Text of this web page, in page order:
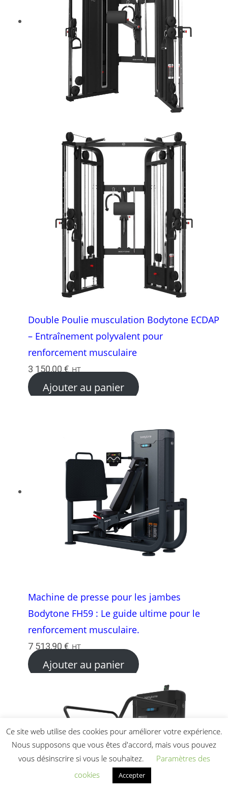
Double Poulie musculation Bodytone ECDAP
– Entraînement polyvalent pour
renforcement musculaire
3 150,00 € HT
Ajouter au panier
Machine de presse pour les jambes
Bodytone FH59 : Le guide ultime pour le
renforcement musculaire.
7 513,90 € HT
Ajouter au panier
Ce site web utilise des cookies pour améliorer votre expérience.
Nous supposons que vous êtes d'accord, mais vous pouvez
vous désinscrire si vous le souhaitez.
Paramètres des
cookies
Accepter